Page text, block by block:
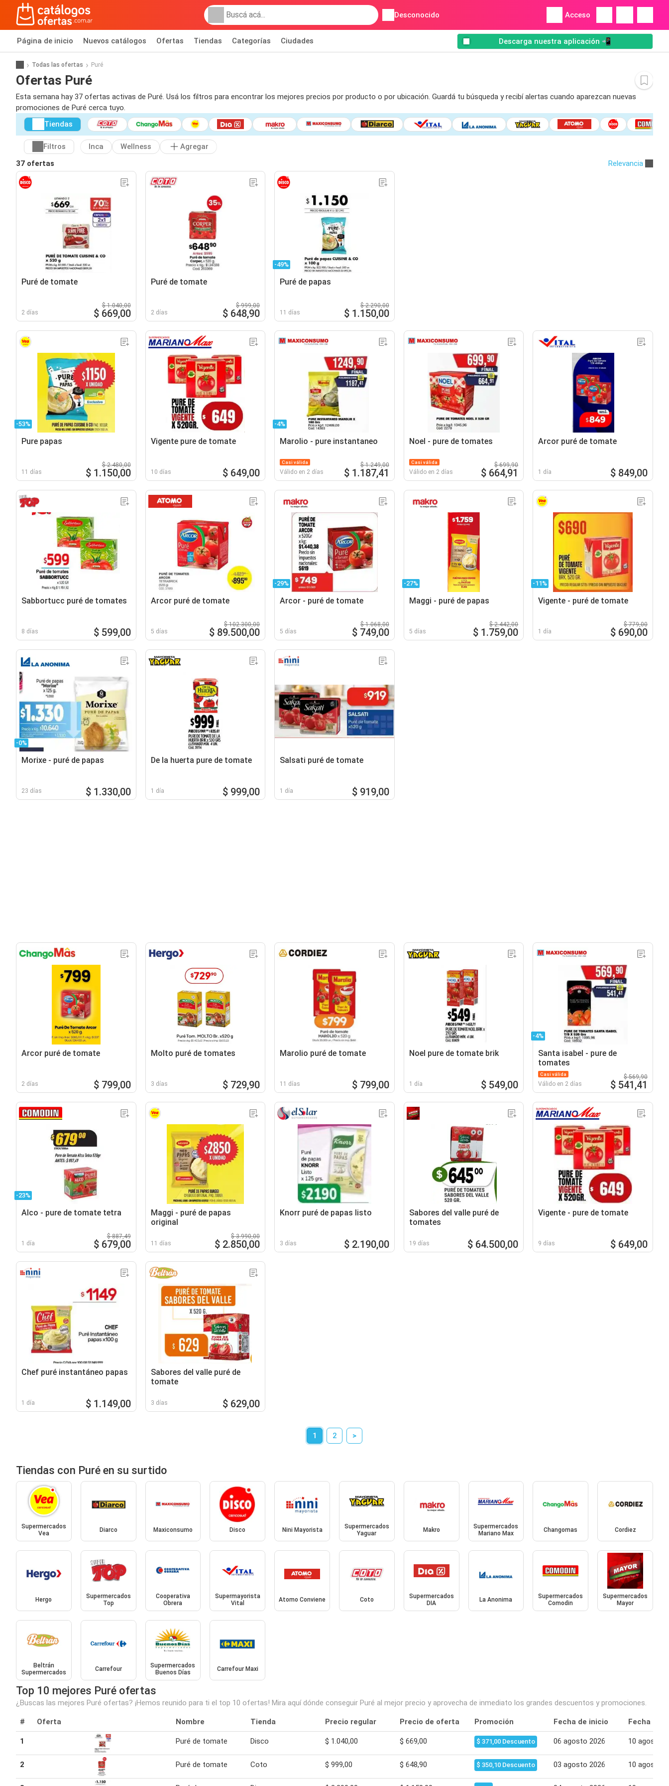
Desconocido Acceso
Página de inicio Nuevos catálogos Ofertas Tiendas Categorías Ciudades Descarga nuestra aplicación 📲
Todas las ofertas Puré
Ofertas Puré
Esta semana hay 37 ofertas activas de Puré. Usá los filtros para encontrar los mejores precios por producto o por ubicación. Guardá tu búsqueda y recibí alertas cuando aparezcan nuevas
promociones de Puré cerca tuyo.
Tiendas
Filtros Inca Wellness
Agregar
37 ofertas
Relevancia
Puré de tomate
2 días
$ 1.040,00
$ 669,00
Puré de tomate
2 días
$ 999,00
$ 648,90
-49%
Puré de papas
11 días
$ 2.290,00
$ 1.150,00
-53%
Pure papas
11 días
$ 2.480,00
$ 1.150,00
Vigente pure de tomate
10 días $ 649,00
-4%
Marolio - pure instantaneo
Casi válida
Válido en 2 días
$ 1.249,00
$ 1.187,41
Noel - pure de tomates
Casi válida
Válido en 2 días
$ 699,90
$ 664,91
Arcor puré de tomate
1 día $ 849,00
Sabbortucc puré de tomates
8 días $ 599,00
Arcor puré de tomate
5 días
$ 102.300,00
$ 89.500,00
-29%
Arcor - puré de tomate
5 días
$ 1.068,00
$ 749,00
-27%
Maggi - puré de papas
5 días
$ 2.442,00
$ 1.759,00
-11%
Vigente - puré de tomate
1 día
$ 779,00
$ 690,00
-0%
Morixe - puré de papas
23 días $ 1.330,00
De la huerta pure de tomate
1 día $ 999,00
Salsati puré de tomate
1 día $ 919,00
Arcor puré de tomate
2 días $ 799,00
Molto puré de tomates
3 días $ 729,90
Marolio puré de tomate
11 días $ 799,00
Noel pure de tomate brik
1 día $ 549,00
-4%
Santa isabel - pure de
tomates
Casi válida
Válido en 2 días
$ 569,90
$ 541,41
-23%
Alco - pure de tomate tetra
1 día
$ 887,49
$ 679,00
Maggi - puré de papas
original
11 días
$ 3.990,00
$ 2.850,00
Knorr puré de papas listo
3 días $ 2.190,00
Sabores del valle puré de
tomates
19 días $ 64.500,00
Vigente - pure de tomate
9 días $ 649,00
Chef puré instantáneo papas
1 día $ 1.149,00
Sabores del valle puré de
tomate
3 días $ 629,00
1 2 >
Tiendas con Puré en su surtido
Supermercados
Vea
Diarco Maxiconsumo Disco Nini Mayorista
Supermercados
Yaguar
Makro
Supermercados
Mariano Max
Changomas Cordiez
Hergo
Supermercados
Top
Cooperativa
Obrera
Supermayorista
Vital
Atomo Conviene Coto
Supermercados
DIA
La Anonima
Supermercados
Comodin
Supermercados
Mayor
Beltrán
Supermercados
Carrefour
Supermercados
Buenos Días
Carrefour Maxi
Top 10 mejores Puré ofertas
¿Buscas las mejores Puré ofertas? ¡Hemos reunido para ti el top 10 ofertas! Mira aquí dónde conseguir Puré al mejor precio y aprovecha de inmediato los grandes descuentos y promociones.
# Oferta Nombre Tienda Precio regular Precio de oferta Promoción Fecha de inicio Fecha final
1 Puré de tomate Disco $ 1.040,00 $ 669,00 $ 371,00 Descuento 06 agosto 2026 10 agosto
2 Puré de tomate Coto $ 999,00 $ 648,90 $ 350,10 Descuento 03 agosto 2026 10 agosto